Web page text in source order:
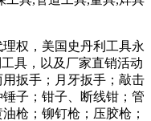
权，美国史丹利工具永
具，以及厂家直销活动
扳手；月牙扳手；敲击
子；钳子、断线钳；管
枪；铆钉枪；压胶枪；